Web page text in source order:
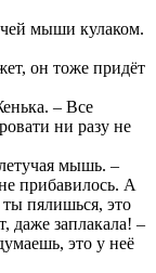
мыши кулаком.
он тоже придёт
– Все
ни разу не
мышь. –
прибавилось. А
пялишься, это
даже заплакала! –
это у неё